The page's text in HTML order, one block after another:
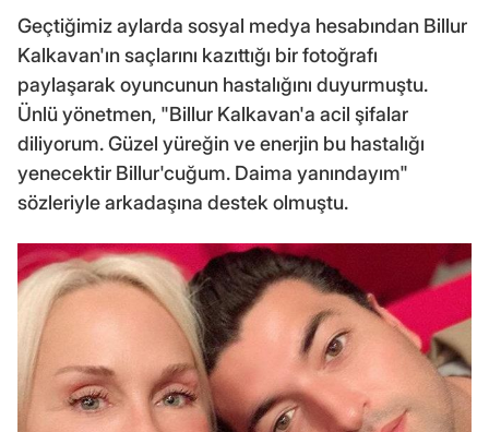
Geçtiğimiz aylarda sosyal medya hesabından Billur
Kalkavan'ın saçlarını kazıttığı bir fotoğrafı
paylaşarak oyuncunun hastalığını duyurmuştu.
Ünlü yönetmen, "Billur Kalkavan'a acil şifalar
diliyorum. Güzel yüreğin ve enerjin bu hastalığı
yenecektir Billur'cuğum. Daima yanındayım"
sözleriyle arkadaşına destek olmuştu.